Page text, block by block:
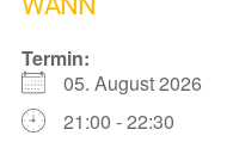
Termin:
05. August 2026
21:00 - 22:30